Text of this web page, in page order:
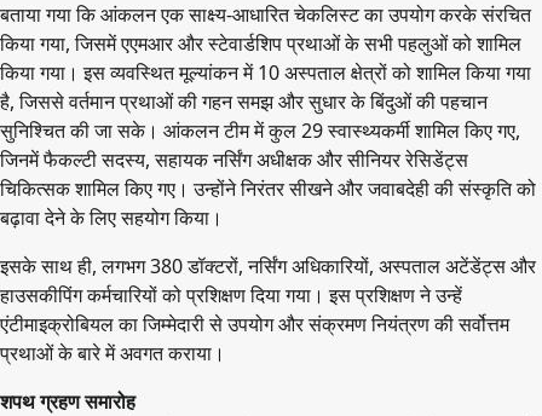
बताया गया कि आंकलन एक साक्ष्य-आधारित चेकलिस्ट का उपयोग करके संरचित
किया गया, जिसमें एएमआर और स्टेवार्डशिप प्रथाओं के सभी पहलुओं को शामिल
किया गया। इस व्यवस्थित मूल्यांकन में 10 अस्पताल क्षेत्रों को शामिल किया गया
है, जिससे वर्तमान प्रथाओं की गहन समझ और सुधार के बिंदुओं की पहचान
सुनिश्चित की जा सके। आंकलन टीम में कुल 29 स्वास्थ्यकर्मी शामिल किए गए,
जिनमें फैकल्टी सदस्य, सहायक नर्सिंग अधीक्षक और सीनियर रेसिडेंट्स
चिकित्सक शामिल किए गए। उन्होंने निरंतर सीखने और जवाबदेही की संस्कृति को
बढ़ावा देने के लिए सहयोग किया।
इसके साथ ही, लगभग 380 डॉक्टरों, नर्सिंग अधिकारियों, अस्पताल अटेंडेंट्स और
हाउसकीपिंग कर्मचारियों को प्रशिक्षण दिया गया। इस प्रशिक्षण ने उन्हें
एंटीमाइक्रोबियल का जिम्मेदारी से उपयोग और संक्रमण नियंत्रण की सर्वोत्तम
प्रथाओं के बारे में अवगत कराया।
शपथ ग्रहण समारोह